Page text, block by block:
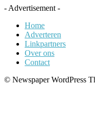
- Advertisement -
Home
Adverteren
Linkpartners
Over ons
Contact
© Newspaper WordPress